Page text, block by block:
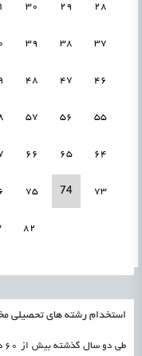
28
29
30
37
38
39
46
47
48
55
56
57
64
65
66
73
74
75
82
استخدام رشته های تحصیلی